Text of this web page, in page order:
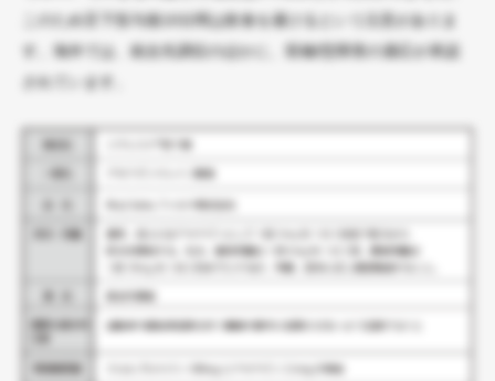
このため舌下投与後10分間は飲食を避けるという注意がありま
す。海外では、統合失調症のほかに、双極I型障害の適応が承認
されています。